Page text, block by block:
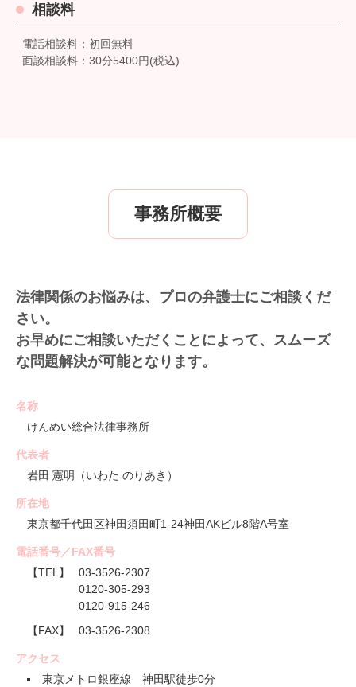
相談料
電話相談料：初回無料
面談相談料：30分5400円(税込)
事務所概要
法律関係のお悩みは、プロの弁護士にご相談くだ
さい。
お早めにご相談いただくことによって、スムーズ
な問題解決が可能となります。
名称
けんめい総合法律事務所
代表者
岩田 憲明（いわた のりあき）
所在地
東京都千代田区神田須田町1-24神田AKビル8階A号室
電話番号／FAX番号
【TEL】
03-3526-2307
0120-305-293
0120-915-246
【FAX】
03-3526-2308
アクセス
東京メトロ銀座線 神田駅徒歩0分